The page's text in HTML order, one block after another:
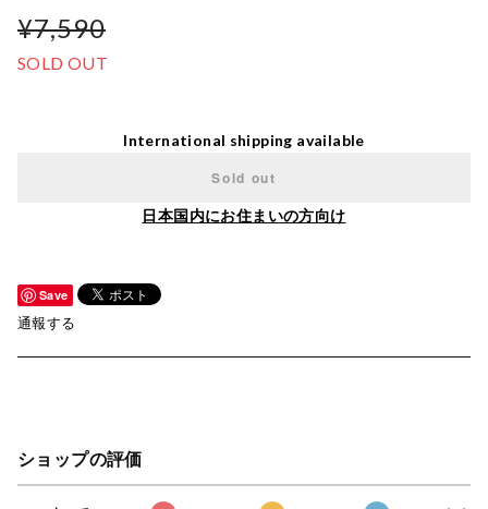
¥7,590
SOLD OUT
International shipping available
Sold out
日本国内にお住まいの方向け
Save
通報する
ショップの評価